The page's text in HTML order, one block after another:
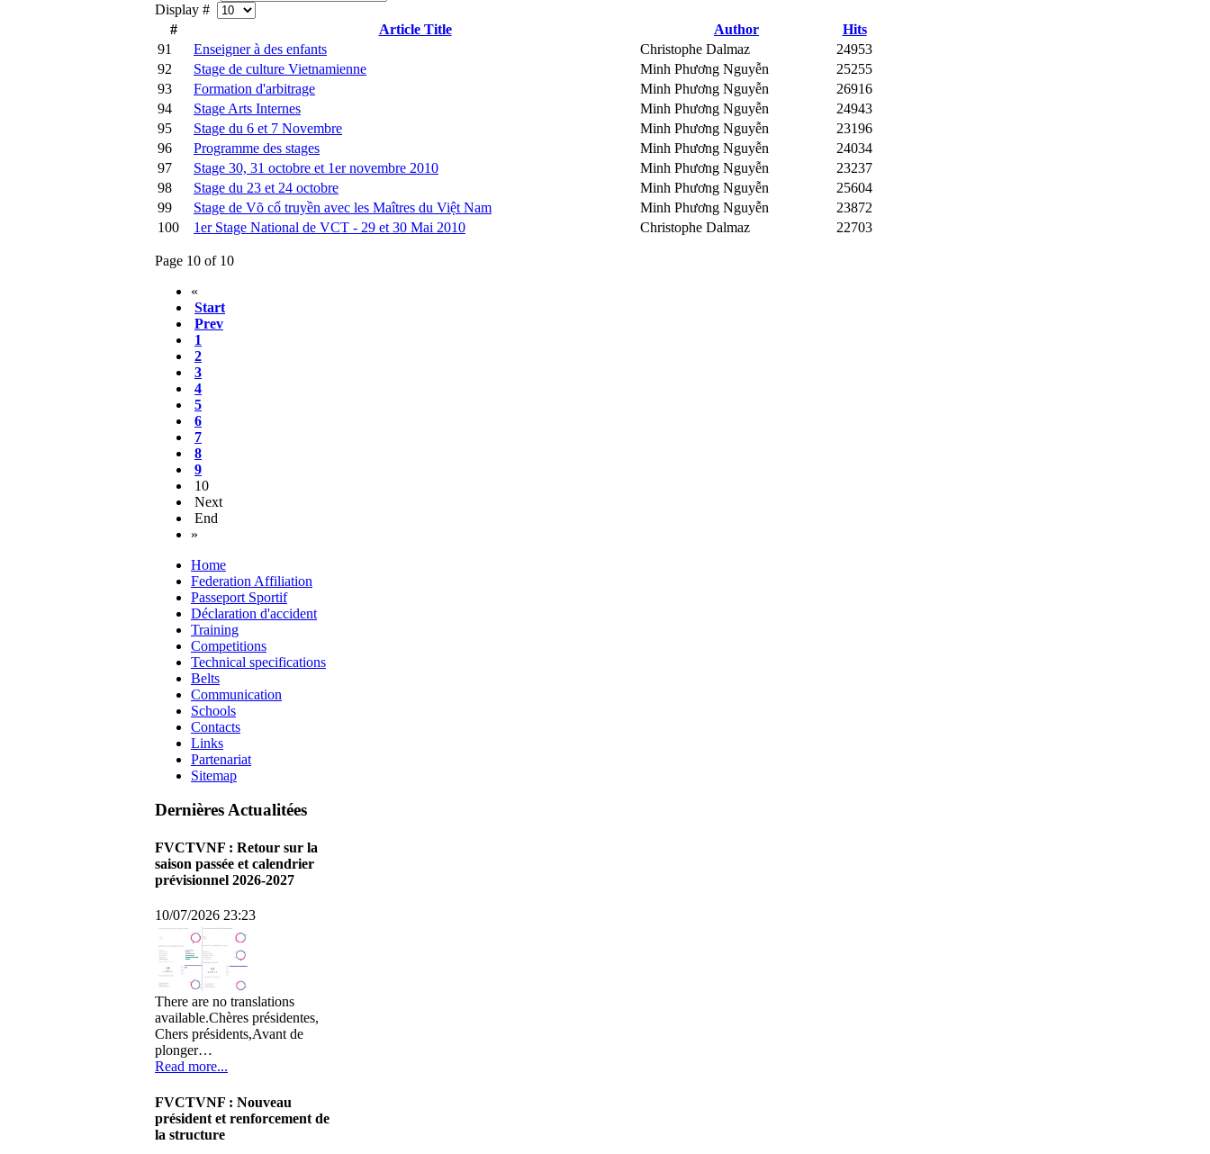
Display #
#
Article Title Author
Hits
91
Enseigner à des enfants Christophe Dalmaz
24953
92
Stage de culture Vietnamienne Minh Phương Nguyễn
25255
93
Formation d'arbitrage Minh Phương Nguyễn
26916
94
Stage Arts Internes Minh Phương Nguyễn
24943
95
Stage du 6 et 7 Novembre Minh Phương Nguyễn
23196
96
Programme des stages Minh Phương Nguyễn
24034
97
Stage 30, 31 octobre et 1er novembre 2010 Minh Phương Nguyễn
23237
98
Stage du 23 et 24 octobre Minh Phương Nguyễn
25604
99
Stage de Võ cổ truyền avec les Maîtres du Việt Nam Minh Phương Nguyễn
23872
100
1er Stage National de VCT - 29 et 30 Mai 2010 Christophe Dalmaz 22703
Page 10 of 10
«
Start
Prev
1
2
3
4
5
6
7
8
9
10
Next
End
»
Home
Federation Affiliation
Passeport Sportif
Déclaration d'accident
Training
Competitions
Technical specifications
Belts
Communication
Schools
Contacts
Links
Partenariat
Sitemap
Dernières Actualitées
FVCTVNF : Retour sur la
saison passée et calendrier
prévisionnel 2026-2027
10/07/2026 23:23
There are no translations
available.Chères présidentes,
Chers présidents,Avant de
plonger…
Read more...
FVCTVNF : Nouveau
président et renforcement de
la structure